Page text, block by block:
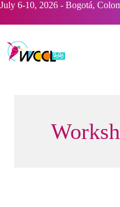
Saltar
contenido
July 6-10, 2026 - Bogotá,